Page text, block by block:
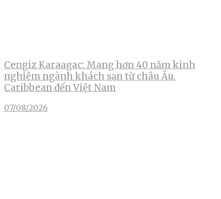
Cengiz Karaagac: Mang hơn 40 năm kinh
nghiệm ngành khách sạn từ châu Âu,
Caribbean đến Việt Nam
07/08/2026